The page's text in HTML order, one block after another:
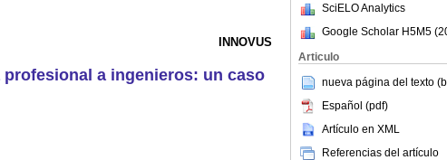
SciELO Analytics
Google Scholar H5M5 (
Articulo
nueva página del texto
Español (pdf)
Artículo en XML
Referencias del artículo
INNOVUS
profesional a ingenieros: un caso